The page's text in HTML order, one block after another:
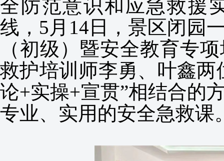
全防范意识和应急救援
线，5月14日，景区闭园
（初级）暨安全教育专
救护培训师李勇、叶鑫
论+实操+宣贯”相结合的
专业、实用的安全急救课